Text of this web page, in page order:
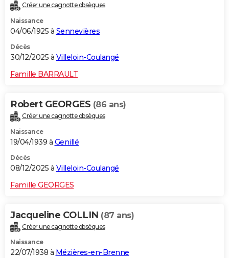
Créer une cagnotte obsèques
Naissance
04/06/1925 à Sennevières
Décès
30/12/2025 à Villeloin-Coulangé
Famille BARRAULT
Robert GEORGES (86 ans)
Créer une cagnotte obsèques
Naissance
19/04/1939 à Genillé
Décès
08/12/2025 à Villeloin-Coulangé
Famille GEORGES
Jacqueline COLLIN (87 ans)
Créer une cagnotte obsèques
Naissance
22/07/1938 à Mézières-en-Brenne